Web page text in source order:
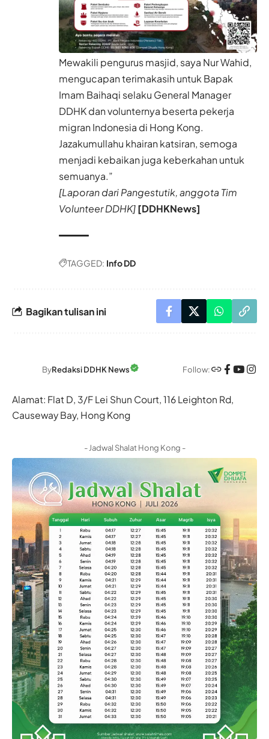
Mewakili pengurus masjid, saya Nur Wahid,
mengucapan terimakasih untuk Bapak
Imam Baihaqi selaku General Manager
DDHK dan volunternya beserta pekerja
migran Indonesia di Hong Kong.
Jazakumullahu khairan katsiran, semoga
menjadi kebaikan juga keberkahan untuk
semuanya.”
[Laporan dari Pangestutik, anggota Tim
Volunteer DDHK][DDHKNews]
TAGGED: Info DD
Bagikan tulisan ini
ByRedaksi DDHK News Follow:
Alamat: Flat D, 3/F Lei Shun Court, 116 Leighton Rd,
Causeway Bay, Hong Kong
- Jadwal Shalat Hong Kong -